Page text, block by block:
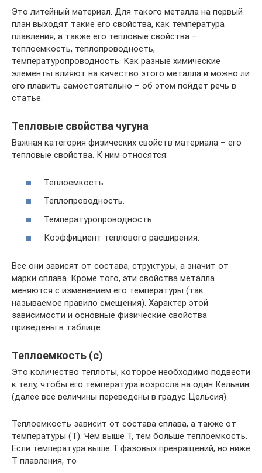
Это литейный материал. Для такого металла на первый
план выходят такие его свойства, как температура
плавления, а также его тепловые свойства –
теплоемкость, теплопроводность,
температуропроводность. Как разные химические
элементы влияют на качество этого металла и можно ли
его плавить самостоятельно – об этом пойдет речь в
статье.
Тепловые свойства чугуна
Важная категория физических свойств материала – его
тепловые свойства. К ним относятся:
Теплоемкость.
Теплопроводность.
Температуропроводность.
Коэффициент теплового расширения.
Все они зависят от состава, структуры, а значит от
марки сплава. Кроме того, эти свойства металла
меняются с изменением его температуры (так
называемое правило смещения). Характер этой
зависимости и основные физические свойства
приведены в таблице.
Теплоемкость (с)
Это количество теплоты, которое необходимо подвести
к телу, чтобы его температура возросла на один Кельвин
(далее все величины переведены в градус Цельсия).
Теплоемкость зависит от состава сплава, а также от
температуры (Т). Чем выше Т, тем больше теплоемкость.
Если температура выше Т фазовых превращений, но ниже
Т плавления, то